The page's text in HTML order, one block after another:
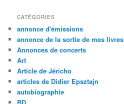
CATÉGORIES
annonce d'émissions
annonce de la sortie de mes livres
Annonces de concerts
Art
Article de Jéricho
articles de Didier Epsztajn
autobiographie
BD